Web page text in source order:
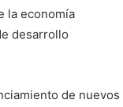
la economía
desarrollo
de